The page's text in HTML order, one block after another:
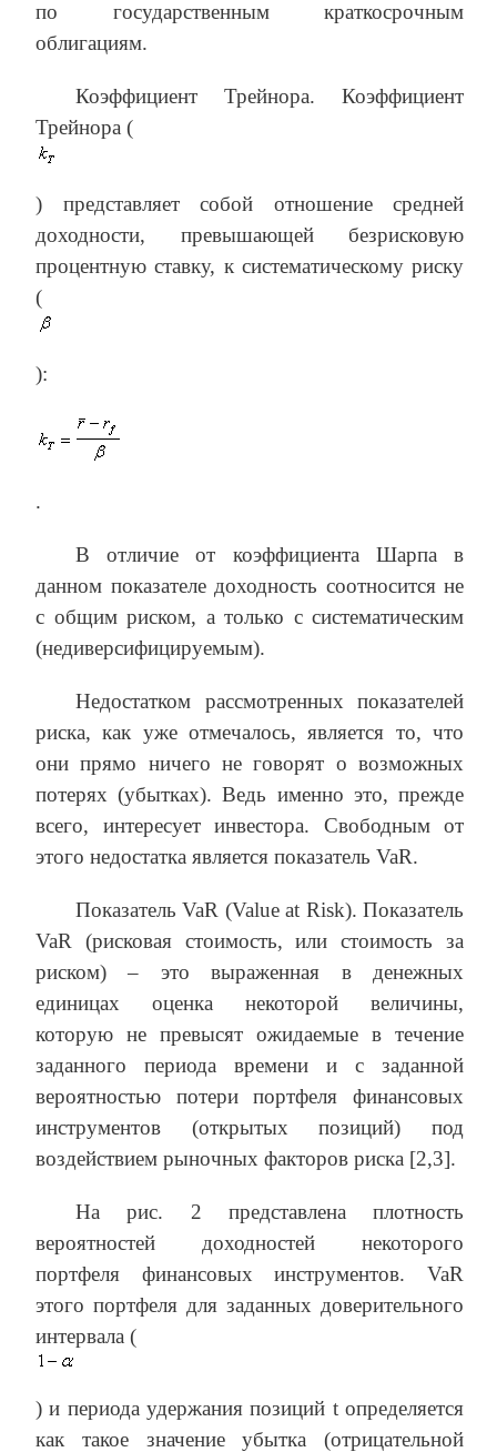
по государственным краткосрочным
облигациям.
Коэффициент Трейнора. Коэффициент
Трейнора (
) представляет собой отношение средней
доходности, превышающей безрисковую
процентную ставку, к систематическому риску
(
):
.
В отличие от коэффициента Шарпа в
данном показателе доходность соотносится не
с общим риском, а только с систематическим
(недиверсифицируемым).
Недостатком рассмотренных показателей
риска, как уже отмечалось, является то, что
они прямо ничего не говорят о возможных
потерях (убытках). Ведь именно это, прежде
всего, интересует инвестора. Свободным от
этого недостатка является показатель VaR.
Показатель VaR (Value at Risk). Показатель
VaR (рисковая стоимость, или стоимость за
риском) – это выраженная в денежных
единицах оценка некоторой величины,
которую не превысят ожидаемые в течение
заданного периода времени и с заданной
вероятностью потери портфеля финансовых
инструментов (открытых позиций) под
воздействием рыночных факторов риска [2,3].
На рис. 2 представлена плотность
вероятностей доходностей некоторого
портфеля финансовых инструментов. VaR
этого портфеля для заданных доверительного
интервала (
) и периода удержания позиций t определяется
как такое значение убытка (отрицательной